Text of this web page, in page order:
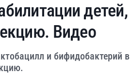
детей,
Видео
и бифидобактерий в